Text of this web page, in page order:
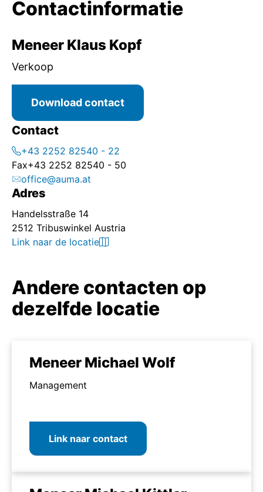
Contactinformatie
Meneer Klaus Kopf
Verkoop
Download contact
Contact
+43 2252 82540 - 22
Fax+43 2252 82540 - 50
office@auma.at
Adres
Handelsstraße 14
2512 Tribuswinkel Austria
Link naar de locatie
Andere contacten op
dezelfde locatie
Meneer Michael Wolf
Management
Link naar contact